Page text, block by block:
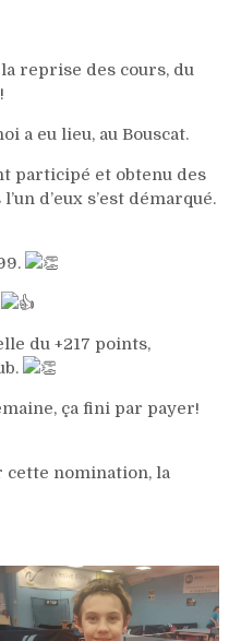
reprise des cours, du
a eu lieu, au Bouscat.
participé et obtenu des
d’eux s’est démarqué.
du +217 points,
ça fini par payer!
cette nomination, la